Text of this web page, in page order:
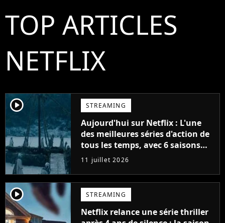
TOP ARTICLES
NETFLIX
player2 STREAMING
Aujourd'hui sur Netflix : L'une
des meilleures séries d'action de
tous les temps, avec 6 saisons
parfaites
11 juillet 2026
player2 STREAMING
Netflix relance une série thriller